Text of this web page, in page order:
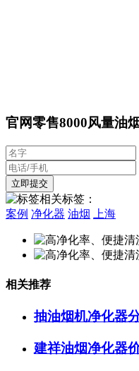
官网零售8000风量油
相关标签：
案例 净化器 油烟 上海
相关推荐
抽油烟机净化器
建祥油烟净化器